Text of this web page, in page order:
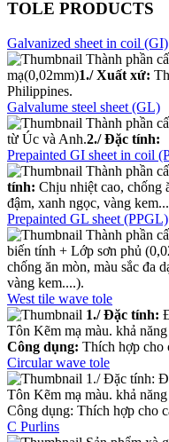
TOLE PRODUCTS
Galvanized sheet in coil (GI)
Thành phần
mạ(0,02mm)1./ Xuất xứ:
Philippines.
Galvalume steel sheet (GL)
Thành phần
từ Úc và Anh.2./ Đặc tính:
Prepainted GI sheet in coil
Thành phần
tính: Chịu nhiệt cao, chống
đậm, xanh ngọc, vàng
Prepainted GL sheet (PPGL)
Thành phần
biến tính + Lớp sơn phủ
chống ăn mòn, màu sắc đa
vàng kem....).
West tile wave tole
1./ Đặc tính:
Tôn Kẽm mạ màu. khả
Công dụng: Thích hợp cho
Circular wave tole
1./ Đặc tính:
Tôn Kẽm mạ màu. khả
Công dụng: Thích hợp cho
C Purlins